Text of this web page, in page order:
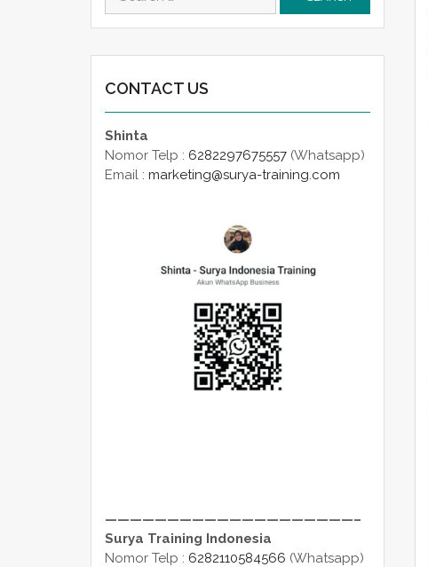
for:
CONTACT US
Shinta
Nomor Telp : 6282297675557 (Whatsapp)
Email : marketing@surya-training.com
————————————————————–
Surya Training Indonesia
Nomor Telp : 6282110584566 (Whatsapp)